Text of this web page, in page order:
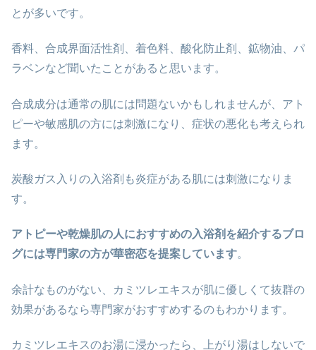
とが多いです。
香料、合成界面活性剤、着色料、酸化防止剤、鉱物油、パ
ラベンなど聞いたことがあると思います。
合成成分は通常の肌には問題ないかもしれませんが、アト
ピーや敏感肌の方には刺激になり、症状の悪化も考えられ
ます。
炭酸ガス入りの入浴剤も炎症がある肌には刺激になりま
す。
アトピーや乾燥肌の人におすすめの入浴剤を紹介するブロ
グには専門家の方が華密恋を提案しています。
余計なものがない、カミツレエキスが肌に優しくて抜群の
効果があるなら専門家がおすすめするのもわかります。
カミツレエキスのお湯に浸かったら、上がり湯はしないで